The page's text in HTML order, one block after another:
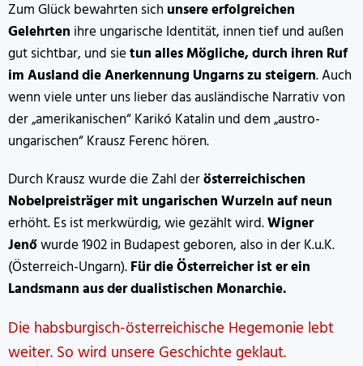
Zum Glück bewahrten sich unsere erfolgreichen
Gelehrten ihre ungarische Identität, innen tief und außen
gut sichtbar, und sietun alles Mögliche, durch ihren Ruf
im Ausland die Anerkennung Ungarns zu steigern. Auch
wenn viele unter uns lieber das ausländische Narrativ von
der „amerikanischen“ Karikó Katalin und dem „austro-
ungarischen“ Krausz Ferenc hören.
Durch Krausz wurde die Zahl derösterreichischen
Nobelpreisträger mit ungarischen Wurzeln auf neun
erhöht. Es ist merkwürdig, wie gezählt wird.Wigner
Jenőwurde 1902 in Budapest geboren, also in der K.u.K.
(Österreich-Ungarn).Für die Österreicher ist er ein
Landsmann aus der dualistischen Monarchie.
Die habsburgisch-österreichische Hegemonie lebt
weiter. So wird unsere Geschichte geklaut.